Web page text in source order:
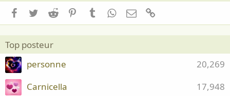
Facebook
TwitterReddit PinterestTumblrWhatsApp
Email
Top posteur
20,269
personne
17,948
Carnicella